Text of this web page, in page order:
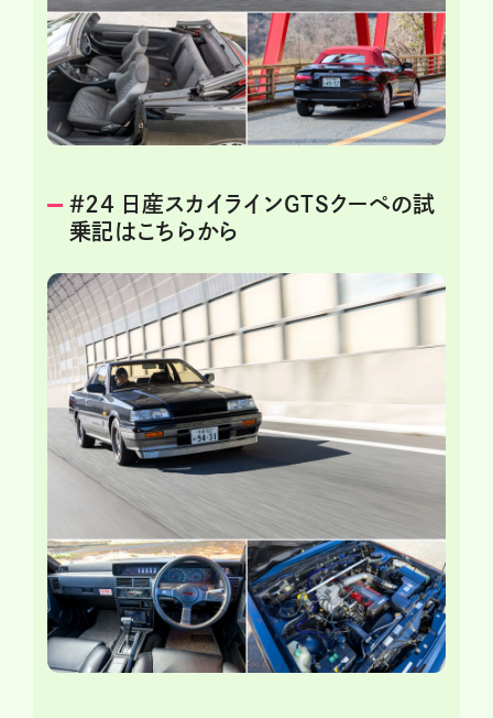
＃24 日産スカイラインGTSクーペの試
乗記はこちらから